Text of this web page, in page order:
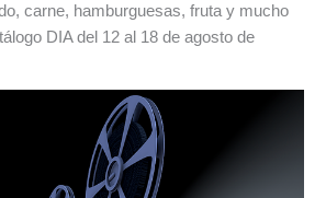
carne, hamburguesas, fruta y mucho
DIA del 12 al 18 de agosto de